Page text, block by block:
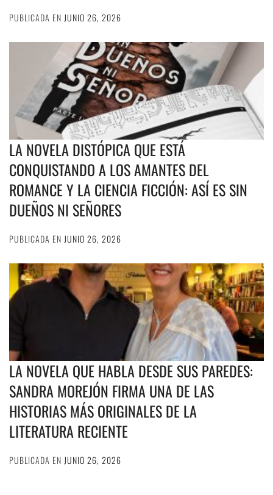
PUBLICADA EN JUNIO 26, 2026
LA NOVELA DISTÓPICA QUE ESTÁ
CONQUISTANDO A LOS AMANTES DEL
ROMANCE Y LA CIENCIA FICCIÓN: ASÍ ES SIN
DUEÑOS NI SEÑORES
PUBLICADA EN JUNIO 26, 2026
LA NOVELA QUE HABLA DESDE SUS PAREDES:
SANDRA MOREJÓN FIRMA UNA DE LAS
HISTORIAS MÁS ORIGINALES DE LA
LITERATURA RECIENTE
PUBLICADA EN JUNIO 26, 2026